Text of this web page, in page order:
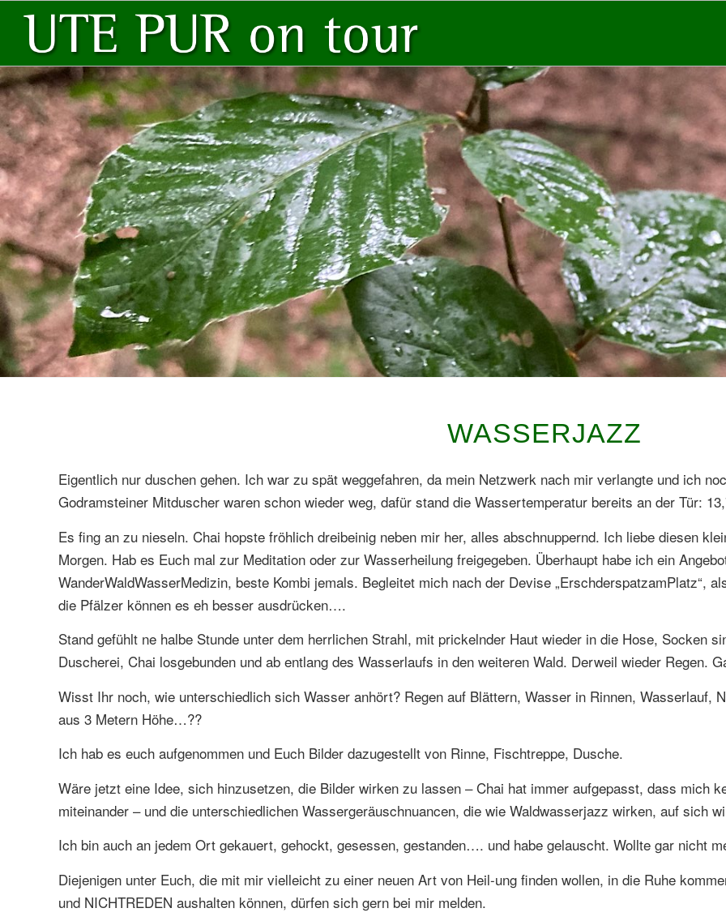
WASSERJAZZ
Eigentlich nur duschen gehen. Ich war zu spät weggefahren, da mein Netzwerk nach mir verlangte und ich
Godramsteiner Mitduscher waren schon wieder weg, dafür stand die Wassertemperatur bereits an der Tür:
Es fing an zu nieseln. Chai hopste fröhlich dreibeinig neben mir her, alles abschnuppernd. Ich liebe diesen
Morgen. Hab es Euch mal zur Meditation oder zur Wasserheilung freigegeben. Überhaupt habe ich ein
WanderWaldWasserMedizin, beste Kombi jemals. Begleitet mich nach der Devise „ErschderspatzamPlatz“,
die Pfälzer können es eh besser ausdrücken….
Stand gefühlt ne halbe Stunde unter dem herrlichen Strahl, mit prickelnder Haut wieder in die Hose, Socken
Duscherei, Chai losgebunden und ab entlang des Wasserlaufs in den weiteren Wald. Derweil wieder Regen.
Wisst Ihr noch, wie unterschiedlich sich Wasser anhört? Regen auf Blättern, Wasser in Rinnen, Wasserlauf,
aus 3 Metern Höhe…??
Ich hab es euch aufgenommen und Euch Bilder dazugestellt von Rinne, Fischtreppe, Dusche.
Wäre jetzt eine Idee, sich hinzusetzen, die Bilder wirken zu lassen – Chai hat immer aufgepasst, dass mich
miteinander – und die unterschiedlichen Wassergeräuschnuancen, die wie Waldwasserjazz wirken, auf sich
Ich bin auch an jedem Ort gekauert, gehockt, gesessen, gestanden…. und habe gelauscht. Wollte gar nicht
Diejenigen unter Euch, die mit mir vielleicht zu einer neuen Art von Heil-ung finden wollen, in die Ruhe
und NICHTREDEN aushalten können, dürfen sich gern bei mir melden.